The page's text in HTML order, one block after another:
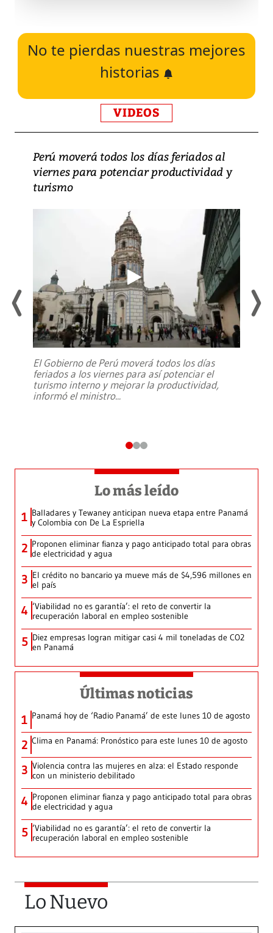
No te pierdas nuestras mejores
historias
VIDEOS
Perú moverá todos los días feriados al
viernes para potenciar productividad y
turismo
El Gobierno de Perú moverá todos los días
feriados a los viernes para así potenciar el
turismo interno y mejorar la productividad,
informó el ministro...
Lo más leído
1 Balladares y Tewaney anticipan nueva etapa entre Panamá
y Colombia con De La Espriella
2 Proponen eliminar fianza y pago anticipado total para obras
de electricidad y agua
3 El crédito no bancario ya mueve más de $4,596 millones en
el país
4 ‘Viabilidad no es garantía’: el reto de convertir la
recuperación laboral en empleo sostenible
5 Diez empresas logran mitigar casi 4 mil toneladas de CO2
en Panamá
Últimas noticias
1 Panamá hoy de ‘Radio Panamá’ de este lunes 10 de agosto
2 Clima en Panamá: Pronóstico para este lunes 10 de agosto
3 Violencia contra las mujeres en alza: el Estado responde
con un ministerio debilitado
4 Proponen eliminar fianza y pago anticipado total para obras
de electricidad y agua
5 ‘Viabilidad no es garantía’: el reto de convertir la
recuperación laboral en empleo sostenible
Lo Nuevo